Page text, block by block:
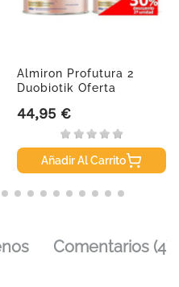
Almiron Profutura 2
Duobiotik Oferta
Precio
44,95 €
Añadir Al Carrito
Comentarios (4)